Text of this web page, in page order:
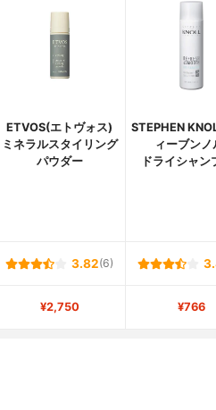
ETVOS(エトヴォス)
ミネラルスタイリング
パウダー
STEPHEN
ィーブンノ
ドライシャン
3.82(6)
¥2,750 ¥766